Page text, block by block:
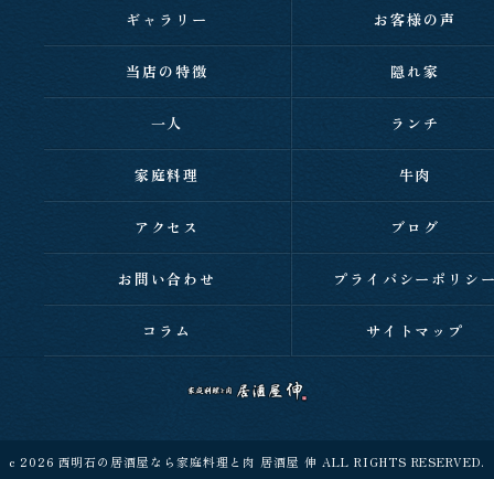
ギャラリー お客様の声
当店の特徴 隠れ家
一人 ランチ
家庭料理 牛肉
アクセス ブログ
お問い合わせ プライバシーポリシ
コラム サイトマップ
c 2026 西明石の居酒屋なら家庭料理と肉 居酒屋 伸 ALL RIGHTS RESERVED.